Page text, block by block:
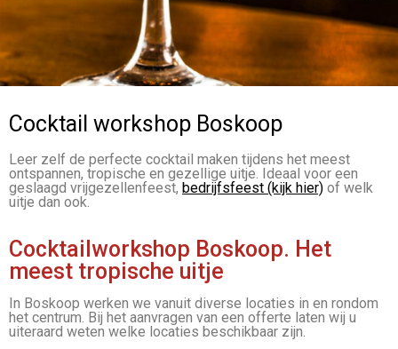
Cocktail workshop Boskoop
Leer zelf de perfecte cocktail maken tijdens het meest
ontspannen, tropische en gezellige uitje. Ideaal voor een
geslaagd vrijgezellenfeest, bedrijfsfeest (kijk hier) of welk
uitje dan ook.
Cocktailworkshop Boskoop. Het
meest tropische uitje
In Boskoop werken we vanuit diverse locaties in en rondom
het centrum. Bij het aanvragen van een offerte laten wij u
uiteraard weten welke locaties beschikbaar zijn.